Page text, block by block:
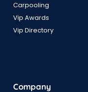
Carpooling
Vip Awards
Vip Directory
Company